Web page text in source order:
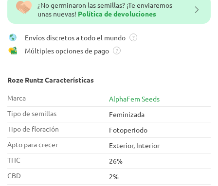
¿No germinaron las semillas? ¡Te enviaremos
unas nuevas! Política de devoluciones
Envíos discretos a todo el mundo ?
Múltiples opciones de pago ?
Roze Runtz Características
Marca
AlphaFem Seeds
Tipo de semillas
Feminizada
Tipo de floración
Fotoperiodo
Apto para crecer
Exterior, Interior
THC
26%
CBD
2%